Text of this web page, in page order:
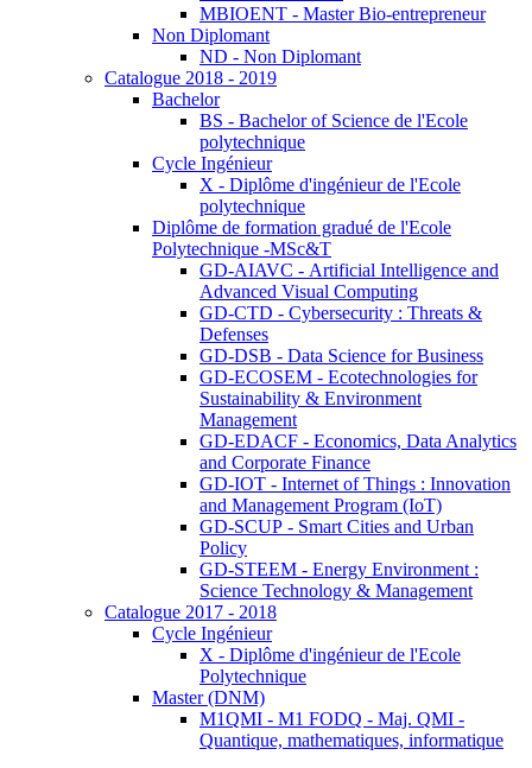
MBIOENT - Master Bio-entrepreneur
Non Diplomant
ND - Non Diplomant
Catalogue 2018 - 2019
Bachelor
BS - Bachelor of Science de l'Ecole
polytechnique
Cycle Ingénieur
X - Diplôme d'ingénieur de l'Ecole
polytechnique
Diplôme de formation gradué de l'Ecole
Polytechnique -MSc&T
GD-AIAVC - Artificial Intelligence and
Advanced Visual Computing
GD-CTD - Cybersecurity : Threats &
Defenses
GD-DSB - Data Science for Business
GD-ECOSEM - Ecotechnologies for
Sustainability & Environment
Management
GD-EDACF - Economics, Data Analytics
and Corporate Finance
GD-IOT - Internet of Things : Innovation
and Management Program (IoT)
GD-SCUP - Smart Cities and Urban
Policy
GD-STEEM - Energy Environment :
Science Technology & Management
Catalogue 2017 - 2018
Cycle Ingénieur
X - Diplôme d'ingénieur de l'Ecole
Polytechnique
Master (DNM)
M1QMI - M1 FODQ - Maj. QMI -
Quantique, mathematiques, informatique